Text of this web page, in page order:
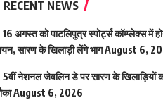
RECENT NEWS
16 अगस्त को पाटलिपुत्र स्पोर्ट्स कॉम्प्लेक्स में
सारण के खिलाड़ी लेंगे भागAugust 6,
5वीं नेशनल जेवलिन डे पर सारण के खिलाड़ियों को
August 6, 2026